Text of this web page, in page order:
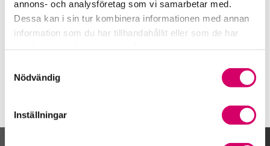
annons- och analysföretag som vi samarbetar med.
Dessa kan i sin tur kombinera informationen med annan
information som du har tillhandahållit eller som de har
Nödvändig
Inställningar
Auktoriserad Lönekonsult
Skicka e-post
073-540 65 51
Västerhaninge